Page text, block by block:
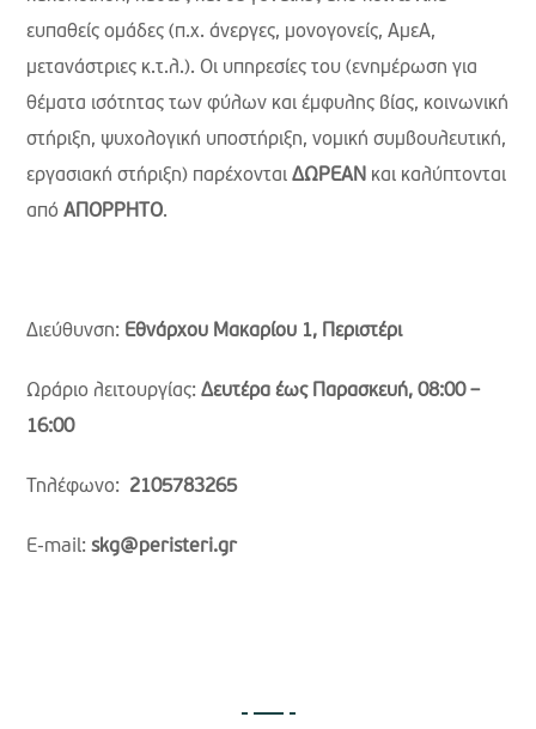
ευπαθείς ομάδες (π.χ. άνεργες, μονογονείς, ΑμεΑ,
μετανάστριες κ.τ.λ.). Οι υπηρεσίες του (ενημέρωση για
θέματα ισότητας των φύλων και έμφυλης βίας, κοινωνική
στήριξη, ψυχολογική υποστήριξη, νομική συμβουλευτική,
εργασιακή στήριξη) παρέχονταιΔΩΡΕΑΝ και καλύπτονται
απόΑΠΟΡΡΗΤΟ.
Διεύθυνση: Εθνάρχου Μακαρίου 1, Περιστέρι
Ωράριο λειτουργίας:Δευτέρα έως Παρασκευή, 08:00 –
16:00
Τηλέφωνο: 2105783265
E-mail:skg@peristeri.gr